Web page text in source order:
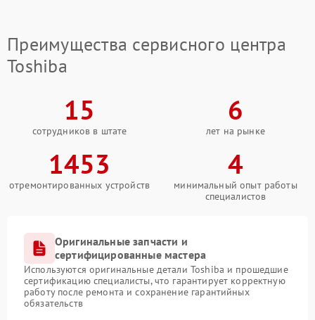
Преимущества сервисного центра
Toshiba
15
сотрудников в штате
6
лет на рынке
1453
отремонтированных устройств
4
минимальный опыт работы
специалистов
Оригинальные запчасти и
сертифицированные мастера
Используются оригинальные детали Toshiba и прошедшие
сертификацию специалисты, что гарантирует корректную
работу после ремонта и сохранение гарантийных
обязательств